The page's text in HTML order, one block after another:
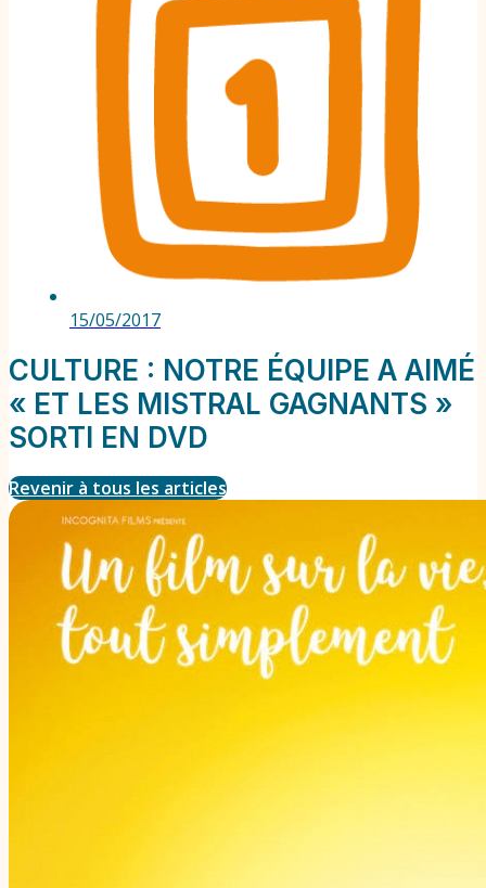
15/05/2017
CULTURE : NOTRE ÉQUIPE A AIMÉ
« ET LES MISTRAL GAGNANTS »
SORTI EN DVD
Revenir à tous les articles